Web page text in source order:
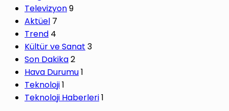
Televizyon9
Aktüel 7
Trend 4
Kültür ve Sanat 3
Son Dakika2
Hava Durumu1
Teknoloji1
Teknoloji Haberleri1